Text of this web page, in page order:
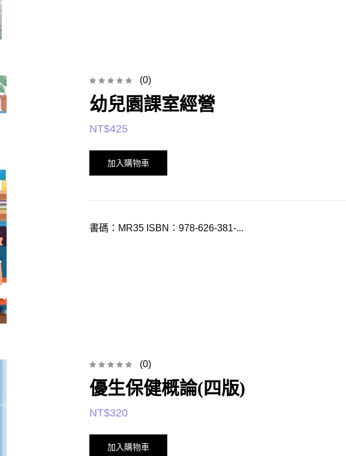
(0)
幼兒園課室經營
NT$425
加入購物車
書碼：MR35 ISBN：978-626-381-...
(0)
優生保健概論(四版)
NT$320
加入購物車